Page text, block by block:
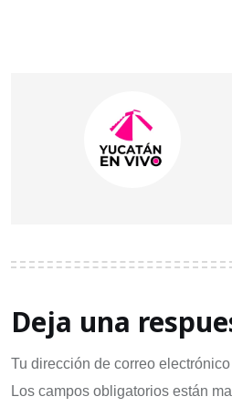
Deja una
Tu dirección de correo
Los campos obligatorios están